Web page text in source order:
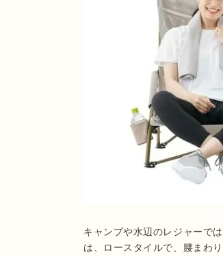
キャンプや水辺のレジャーで
は、ロースタイルで、腰まわ